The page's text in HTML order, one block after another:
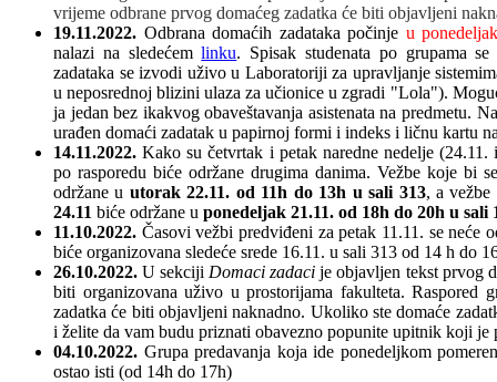
vrijeme odbrane prvog domaćeg zadatka će biti objavljeni
19.11.2022. Odbrana domaćih zadataka počinje u
nalazi na sledećemlinku. Spisak studenata po grupama
zadataka se izvodi uživo u Laboratoriji za upravljanje
u neposrednoj blizini ulaza za učionice u zgradi "Lola").
ja jedan bez ikakvog obaveštavanja asistenata na predmetu.
urađen domaći zadatak u papirnoj formi i indeks i ličnu kartu
14.11.2022.Kako su četvrtak i petak naredne nedelje
po rasporedu biće održane drugima danima. Vežbe koje bi
održane u utorak 22.11. od 11h do 13h u sali 313, a vežbe
24.11 biće održane u ponedeljak 21.11. od 18h do 20h u sali
11.10.2022. Časovi vežbi predviđeni za petak 11.11. se neće
biće organizovana sledeće srede 16.11. u sali 313 od 14 h do
26.10.2022. U sekciji Domaci zadacije objavljen tekst prvog
biti organizovana uživo u prostorijama fakulteta. Raspored
zadatka će biti objavljeni naknadno. Ukoliko ste domaće
i želite da vam budu priznati obavezno popunite upitnik koji je
04.10.2022. Grupa predavanja koja ide ponedeljkom
ostao isti (od 14h do 17h)